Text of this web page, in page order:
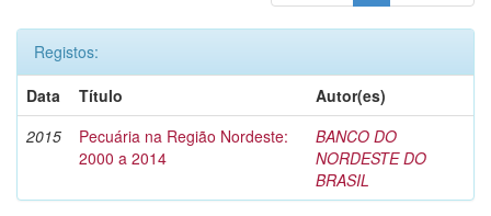
Registos:
Data
Título
Autor(es)
2015
Pecuária na Região Nordeste:
2000 a 2014
BANCO DO
NORDESTE DO
BRASIL